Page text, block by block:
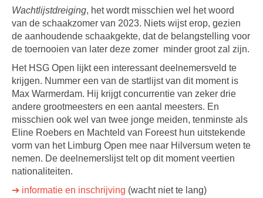
Wachtlijstdreiging, het wordt misschien wel het woord
van de schaakzomer van 2023. Niets wijst erop, gezien
de aanhoudende schaakgekte, dat de belangstelling voor
de toernooien van later deze zomer minder groot zal zijn.
Het HSG Open lijkt een interessant deelnemersveld te
krijgen. Nummer een van de startlijst van dit moment is
Max Warmerdam. Hij krijgt concurrentie van zeker drie
andere grootmeesters en een aantal meesters. En
misschien ook wel van twee jonge meiden, tenminste als
Eline Roebers en Machteld van Foreest hun uitstekende
vorm van het Limburg Open mee naar Hilversum weten te
nemen. De deelnemerslijst telt op dit moment veertien
nationaliteiten.
➔ informatie en inschrijving (wacht niet te lang)